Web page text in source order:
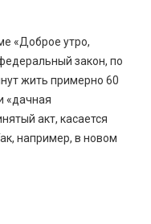
«Доброе утро,
закон, по
жить примерно 60
«дачная
акт, касается
например, в новом